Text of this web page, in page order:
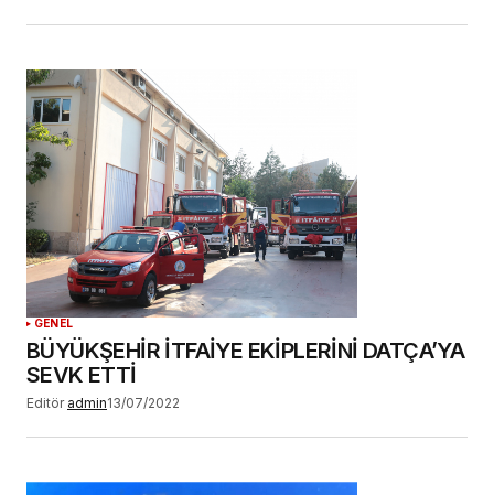
GENEL
BÜYÜKŞEHİR İTFAİYE EKİPLERİNİ DATÇA’YA
SEVK ETTİ
Editör admin13/07/2022